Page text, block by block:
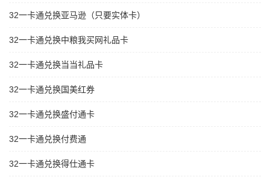
32一卡通兑换亚马逊（只要实体卡）
32一卡通兑换中粮我买网礼品卡
32一卡通兑换当当礼品卡
32一卡通兑换国美红券
32一卡通兑换盛付通卡
32一卡通兑换付费通
32一卡通兑换得仕通卡